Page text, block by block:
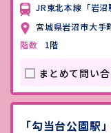
JR東北本線「岩
宮城県岩沼市大手
階数
1階
まとめて問い
「勾当台公園駅